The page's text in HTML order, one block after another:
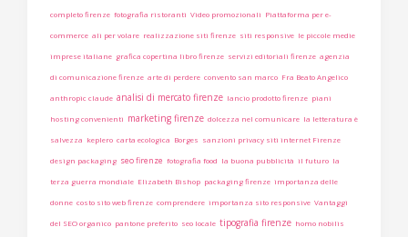
completo firenze fotografia ristoranti Video promozionali Piattaforma per e-
commerce ali per volare realizzazione siti firenze siti responsive le piccole medie
imprese italiane grafica copertina libro firenze servizi editoriali firenze agenzia
di comunicazione firenze arte di perdere convento san marco Fra Beato Angelico
anthropic claude analisi di mercato firenze lancio prodotto firenze piani
hosting convenienti marketing firenze dolcezza nel comunicare la letteratura è
salvezza keplero carta ecologica Borges sanzioni privacy siti internet Firenze
design packaging seo firenze fotografia food la buona pubblicità il futuro la
terza guerra mondiale Elizabeth Bishop packaging firenze importanza delle
donne costo sito web firenze comprendere importanza sito responsive Vantaggi
del SEO organico pantone preferito seo locale tipografia firenze homo nobilis